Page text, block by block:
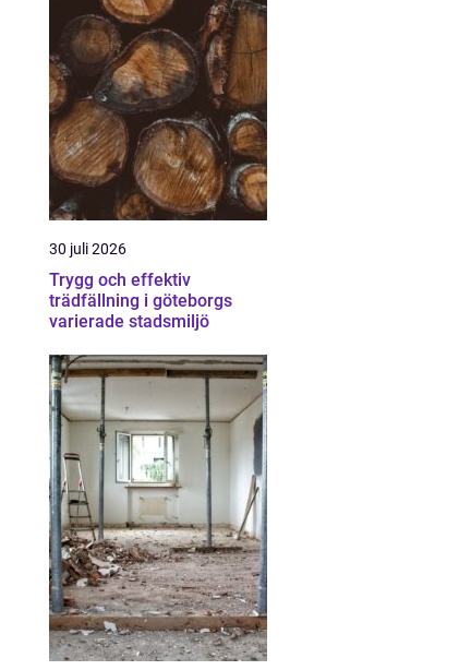
30 juli 2026
Trygg och effektiv
trädfällning i göteborgs
varierade stadsmiljö